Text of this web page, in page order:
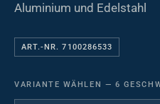
Aluminium und Edelstahl
ART.-NR. 7100286533
VARIANTE WÄHLEN — 6